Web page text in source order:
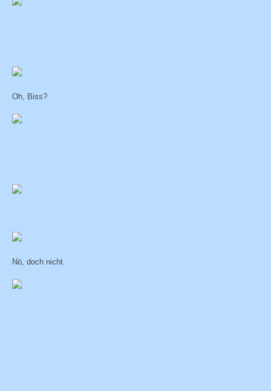
Oh, Biss?
Nö, doch nicht.